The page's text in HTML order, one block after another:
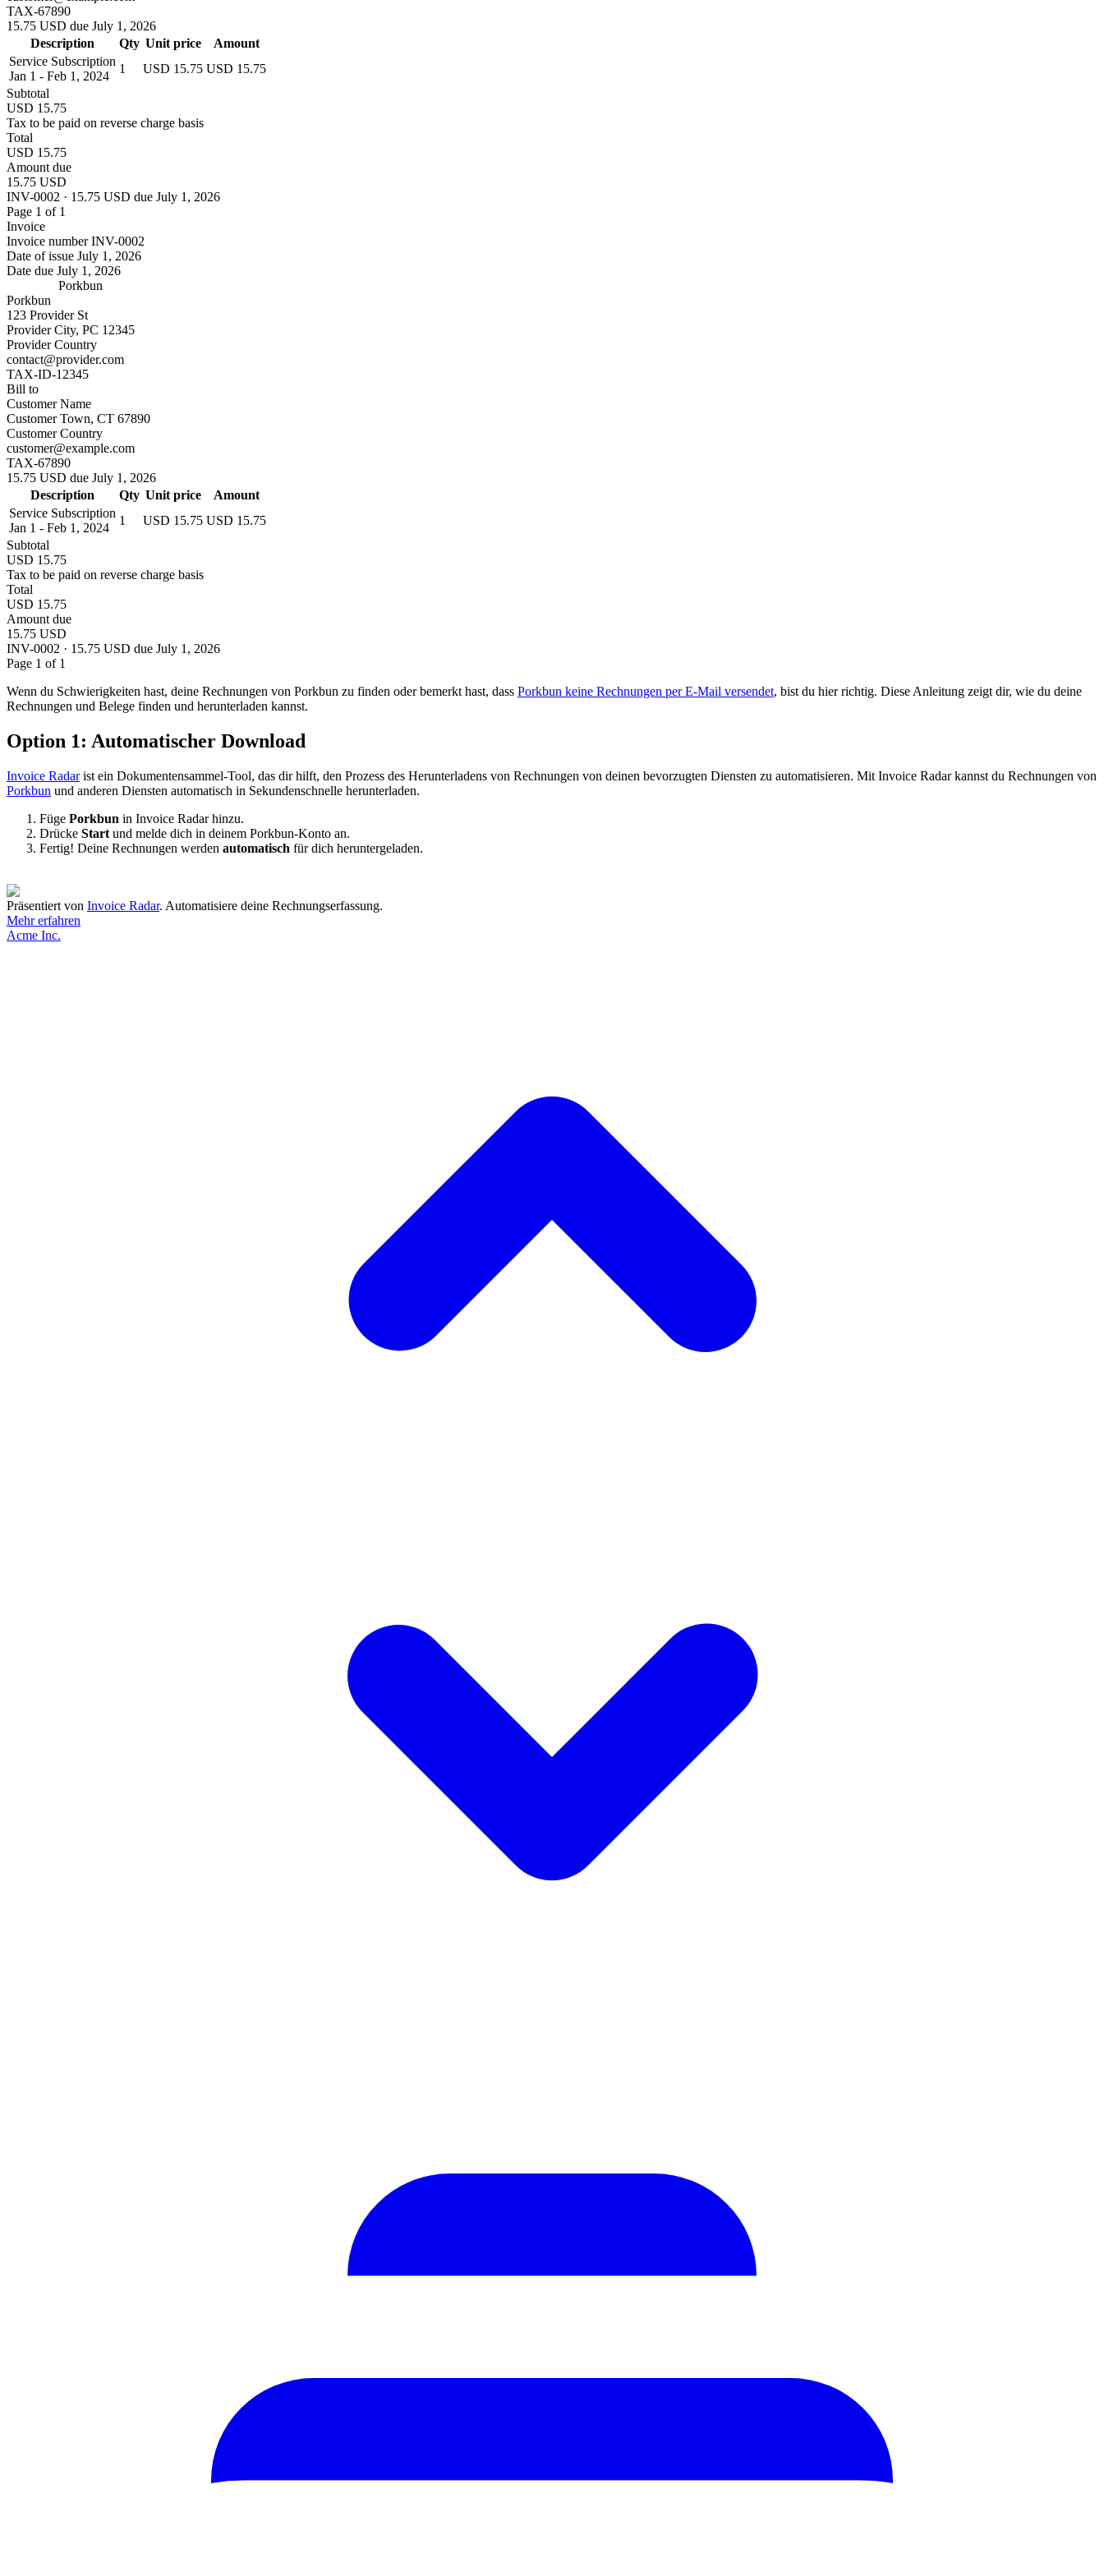
TAX-67890
15.75 USD due July 1, 2026
Description
Qty Unit price
Amount
Service Subscription
Jan 1 - Feb 1, 2024
1 USD 15.75 USD 15.75
Subtotal
USD 15.75
Tax to be paid on reverse charge basis
Total
USD 15.75
Amount due
15.75 USD
INV-0002 · 15.75 USD due July 1, 2026
Page 1 of 1
Invoice
Invoice numberINV-0002
Date of issue July 1, 2026
Date due July 1, 2026
Porkbun
Porkbun
123 Provider St
Provider City, PC 12345
Provider Country
contact@provider.com
TAX-ID-12345
Bill to
Customer Name
Customer Town, CT 67890
Customer Country
customer@example.com
TAX-67890
15.75 USD due July 1, 2026
Description
Qty Unit price
Amount
Service Subscription
Jan 1 - Feb 1, 2024
1 USD 15.75 USD 15.75
Subtotal
USD 15.75
Tax to be paid on reverse charge basis
Total
USD 15.75
Amount due
15.75 USD
INV-0002 · 15.75 USD due July 1, 2026
Page 1 of 1
Wenn du Schwierigkeiten hast, deine Rechnungen von Porkbun zu finden oder bemerkt hast, dass Porkbun keine Rechnungen per E-Mail versendet, bist du hier richtig. Diese Anleitung zeigt dir, wie du deine
Rechnungen und Belege finden und herunterladen kannst.
Option 1: Automatischer Download
Invoice Radarist ein Dokumentensammel-Tool, das dir hilft, den Prozess des Herunterladens von Rechnungen von deinen bevorzugten Diensten zu automatisieren. Mit Invoice Radar kannst du Rechnungen von
Porkbun und anderen Diensten automatisch in Sekundenschnelle herunterladen.
Füge Porkbun in Invoice Radar hinzu.
Drücke Start und melde dich in deinem Porkbun-Konto an.
Fertig! Deine Rechnungen werden automatisch für dich heruntergeladen.
Präsentiert von Invoice Radar. Automatisiere deine Rechnungserfassung.
Mehr erfahren
Acme Inc.